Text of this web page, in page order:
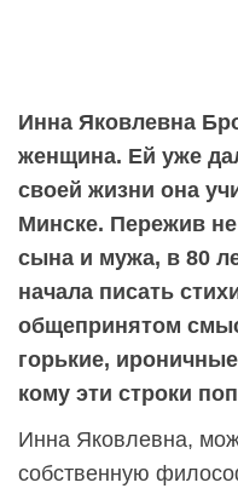
Инна Яковлевна
женщина. Ей уже
своей жизни она
Минске. Пережив
сына и мужа, в 80
начала писать
общепринятом
горькие,
кому эти строки
Инна Яковлевна,
собственную